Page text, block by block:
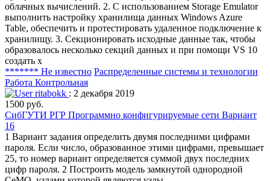
облачных вычислений. 2. С использованием Storage Emulator
выполнить настройку хранилища данных Windows Azure
Table, обеспечить и протестировать удаленное подключение к
хранилищу. 3. Секционировать исходные данные так, чтобы
образовалось несколько секций данных и при помощи VS 10
создать х
******* Не известно Распределенные системы и технологии
Работа Контрольная
ritabokk : 2 декабря 2019
1500 руб.
СибГУТИ РГР Программно конфигурируемые сети Вариант
16
1 Вариант задания определить двумя последними цифрами
пароля. Если число, образованное этими цифрами, превышает
25, то номер вариант определяется суммой двух последних
цифр пароля. 2 Построить модель замкнутой однородной